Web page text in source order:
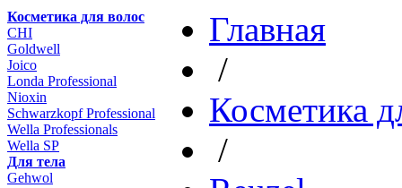
Косметика для волос
CHI
Goldwell
Joico
Londa Professional
Nioxin
Schwarzkopf Professional
Wella Professionals
Wella SP
Для тела
Gehwol
Главная
/
Косметика
/